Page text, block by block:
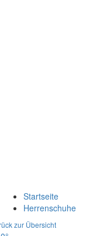
Startseite
Herrenschuhe
zur Übersicht